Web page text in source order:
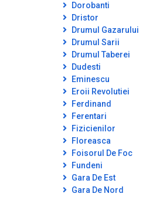
Dorobanti
Dristor
Drumul Gazarului
Drumul Sarii
Drumul Taberei
Dudesti
Eminescu
Eroii Revolutiei
Ferdinand
Ferentari
Fizicienilor
Floreasca
Foisorul De Foc
Fundeni
Gara De Est
Gara De Nord